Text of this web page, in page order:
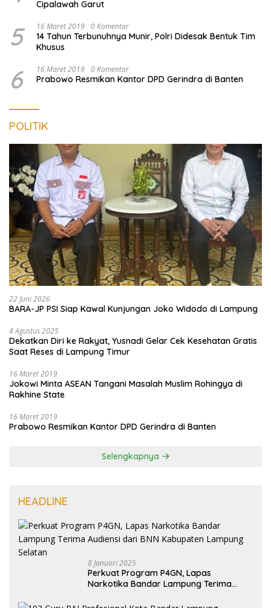
Cipalawah Garut
5 16 Maret 2019 0 Komentar
14 Tahun Terbunuhnya Munir, Polri Didesak Bentuk Tim
Khusus
6 16 Maret 2019 0 Komentar
Prabowo Resmikan Kantor DPD Gerindra di Banten
POLITIK
22 Juni 2026
BARA-JP PSI Siap Kawal Kunjungan Joko Widodo di Lampung
4 Agustus 2025
Dekatkan Diri ke Rakyat, Yusnadi Gelar Cek Kesehatan Gratis
Saat Reses di Lampung Timur
16 Maret 2019
Jokowi Minta ASEAN Tangani Masalah Muslim Rohingya di
Rakhine State
16 Maret 2019
Prabowo Resmikan Kantor DPD Gerindra di Banten
Selengkapnya
HEADLINE
8 Januari 2025
Perkuat Program P4GN, Lapas
Narkotika Bandar Lampung Terima
Selatan